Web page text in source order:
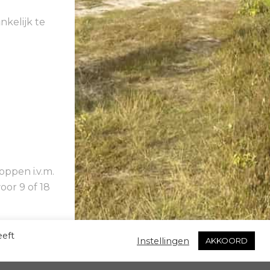
te
i.v.m.
9 of 18
Instellingen AKKOORD